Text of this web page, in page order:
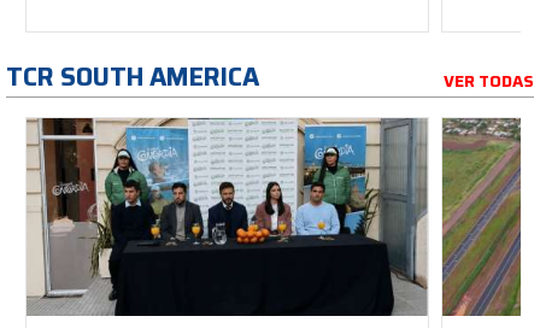
TCR SOUTH AMERICA VER TODAS